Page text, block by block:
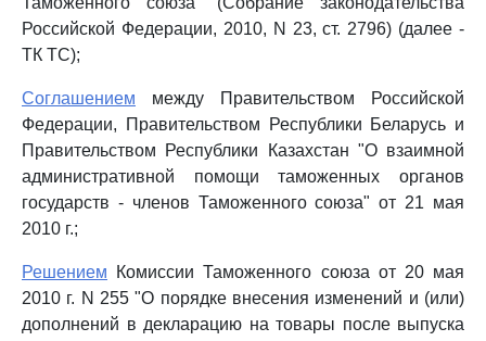
Российской Федерации, 2010, N 23, ст. 2796) (далее -
ТК ТС);
Соглашением между Правительством Российской
Федерации, Правительством Республики Беларусь и
Правительством Республики Казахстан "О взаимной
административной помощи таможенных органов
государств - членов Таможенного союза" от 21 мая
2010 г.;
Решением Комиссии Таможенного союза от 20 мая
2010 г. N 255 "О порядке внесения изменений и (или)
дополнений в декларацию на товары после выпуска